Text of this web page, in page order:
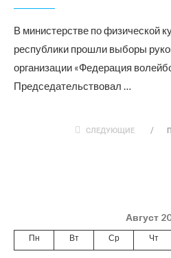
В министерстве по физической
республики прошли выборы
организации «Федерация
Председательствовал …
СЛЕДУЮЩИЕ
Август
Пн Вт Ср Чт